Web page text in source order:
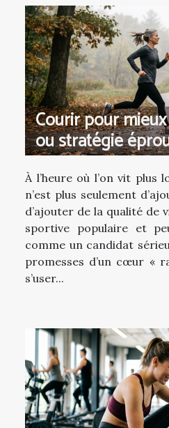
Courir pour
ou stratégie
À l’heure où l’on vit plus
n’est plus seulement
d’ajouter de la qualité de
sportive populaire et
comme un candidat
promesses d’un cœur «
s’user...